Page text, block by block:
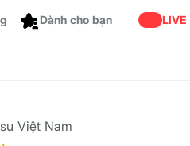
Dành cho bạn
LIVE
Việt Nam